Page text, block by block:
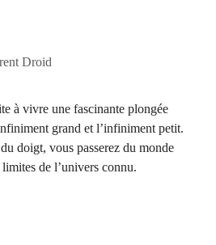
Droid
à vivre une fascinante plongée
grand et l’infiniment petit.
doigt, vous passerez du monde
de l’univers connu.